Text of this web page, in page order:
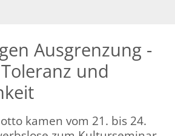
Ausgrenzung -
und
kamen vom 21. bis 24.